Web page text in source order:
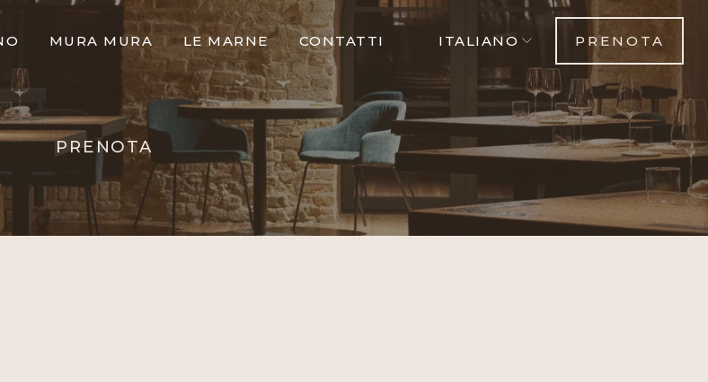
MURA MURA LE MARNE CONTATTI ITALIANO PRENOTA
PRENOTA